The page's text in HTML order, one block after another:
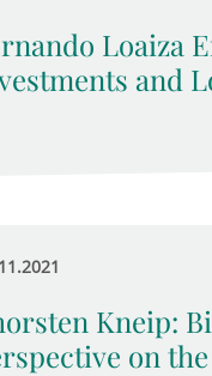
Loaiza
and
Kneip:
on